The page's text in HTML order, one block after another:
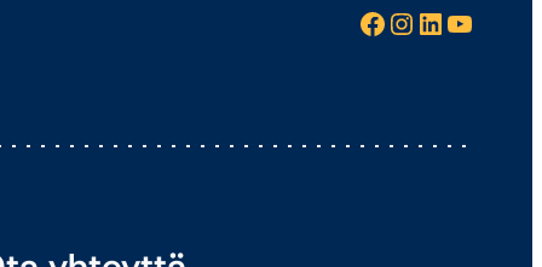
Facebook InstagramLinkedIn YouTube